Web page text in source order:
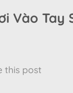
Vào Tay
this post